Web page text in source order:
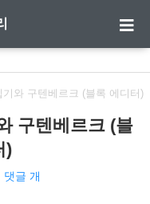
와 구텐베르크 (블록 에디터)
구텐베르크 (블
)
댓글 개